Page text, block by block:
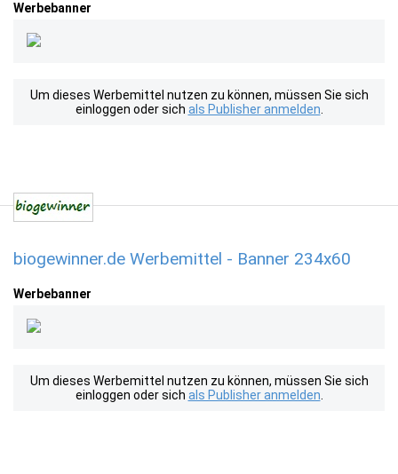
Werbebanner
Um dieses Werbemittel nutzen zu können, müssen Sie sich
einloggen oder sich als Publisher anmelden
biogewinner.de Werbemittel - Banner 234x60
Werbebanner
Um dieses Werbemittel nutzen zu können, müssen Sie sich
einloggen oder sich als Publisher anmelden